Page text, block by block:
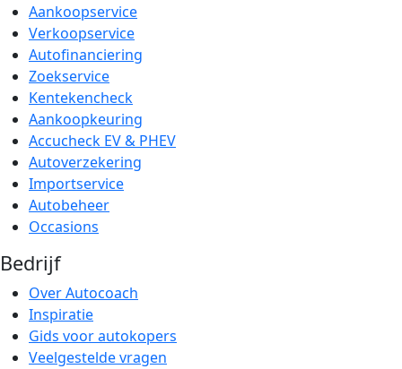
Aankoopservice
Verkoopservice
Autofinanciering
Zoekservice
Kentekencheck
Aankoopkeuring
Accucheck EV & PHEV
Autoverzekering
Importservice
Autobeheer
Occasions
Bedrijf
Over Autocoach
Inspiratie
Gids voor autokopers
Veelgestelde vragen